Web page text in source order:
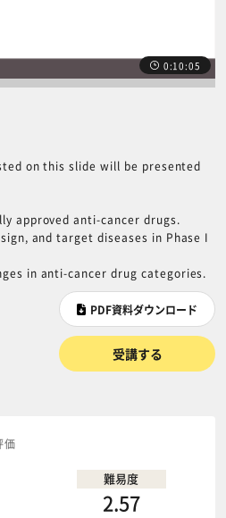
0:10:05
on this slide will be presented
approved anti-cancer drugs.
and target diseases in Phase I
in anti-cancer drug categories.
PDF資料ダウンロード
受講する
価
難易度
2.57